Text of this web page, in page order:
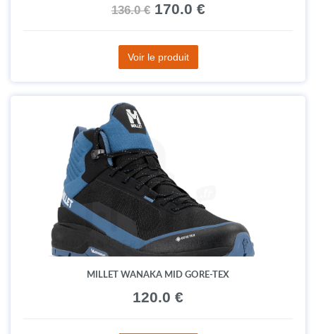
136.0 €170.0 €
Voir le produit
MILLET WANAKA MID GORE-TEX
120.0 €